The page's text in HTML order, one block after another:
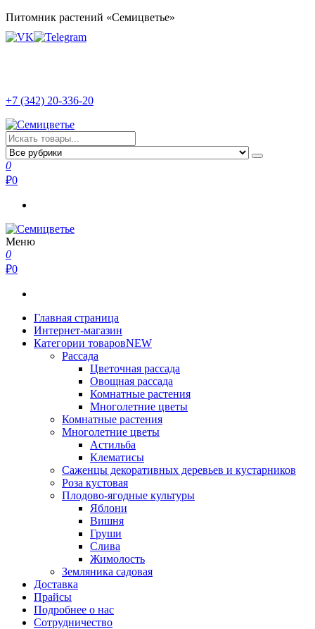
Перейти
к
содержимому
Питомник растений «Семицветье»
+7 (342) 20-336-20
Семицветье
Рассада в Перми | Тепличное хозяйство
0
₽0
Семицветье
Рассада в Перми | Тепличное хозяйство
Меню
0
₽0
Главная страница
Интернет-магазин
Категории товаровNEW
Рассада
Цветочная рассада
Овощная рассада
Комнатные растения
Многолетние цветы
Комнатные растения
Многолетние цветы
Астильба
Клематисы
Саженцы декоративных деревьев и кустарников
Роза кустовая
Плодово-ягодные культуры
Яблони
Вишня
Груши
Слива
Жимолость
Земляника садовая
Доставка
Прайсы
Подробнее о нас
Сотрудничество